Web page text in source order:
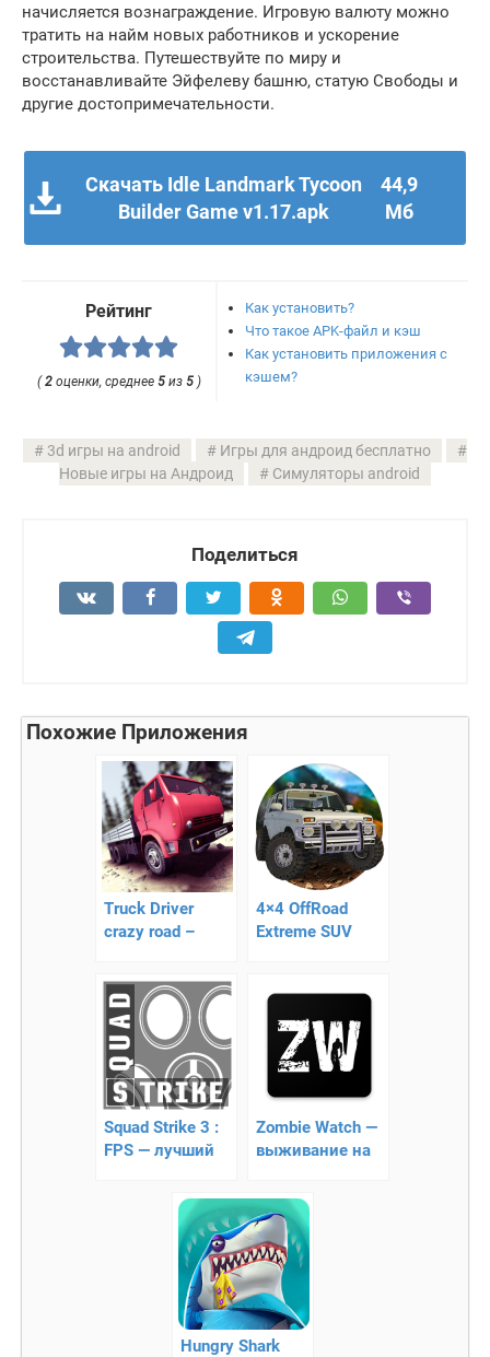
начисляется вознаграждение. Игровую валюту можно
тратить на найм новых работников и ускорение
строительства. Путешествуйте по миру и
восстанавливайте Эйфелеву башню, статую Свободы и
другие достопримечательности.
Скачать Idle Landmark Tycoon
Builder Game v1.17.apk
44,9
Мб
Рейтинг
( 2оценки, среднее 5из 5)
Как установить?
Что такое APK-файл и кэш
Как установить приложения с
кэшем?
3d игры на android
Игры для андроид бесплатно
Новые игры на Андроид
Симуляторы android
Поделиться
Похожие Приложения
Truck Driver
crazy road –
дороге
4×4 OffRoad
Extreme SUV
Экстрим Гонки
Squad Strike 3 :
FPS — лучший
мультиплеером!
Zombie Watch —
выживание на
Hungry Shark